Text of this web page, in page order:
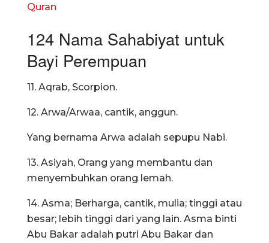
Quran
124 Nama Sahabiyat untuk
Bayi Perempuan
11. Aqrab, Scorpion.
12. Arwa/Arwaa, cantik, anggun.
Yang bernama Arwa adalah sepupu Nabi.
13. Asiyah, Orang yang membantu dan
menyembuhkan orang lemah.
14. Asma; Berharga, cantik, mulia; tinggi atau
besar; lebih tinggi dari yang lain. Asma binti
Abu Bakar adalah putri Abu Bakar dan